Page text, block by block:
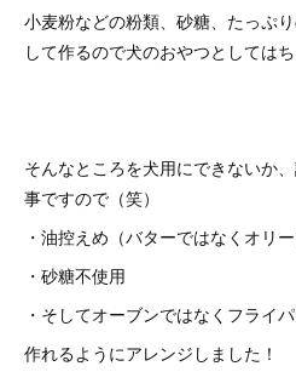
小麦粉などの粉類、砂糖、たっぷ
して作るので犬のおやつとしてはち
そんなところを犬用にできないか
事ですので（笑）
・油控えめ（バターではなくオリー
・砂糖不使用
・そしてオーブンではなくフライ
作れるようにアレンジしました！